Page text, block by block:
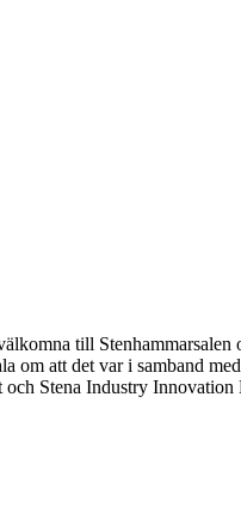
till
att det var i samband
och Stena Industry Innovation